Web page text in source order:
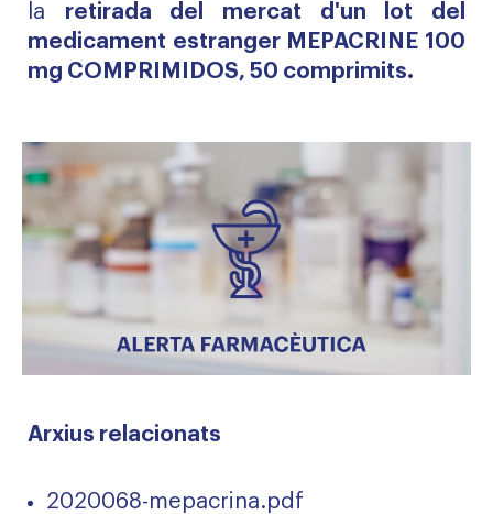
Arxius relacionats
2020068-mepacrina.pdf
la retirada del mercat d'un lot del
medicament estranger MEPACRINE 100
mg COMPRIMIDOS, 50 comprimits.